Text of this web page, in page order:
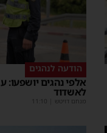
הודעה לנהגים
אלפי נהגים יושפעו:
לאשדוד
מנחם דויטש 11:10